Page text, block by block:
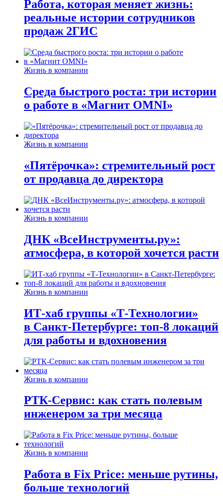
Работа, которая меняет жизнь:
реальные истории сотрудников
продаж 2ГИС
Жизнь в компании
Среда быстрого роста: три истории
о работе в «Магнит OMNI»
Жизнь в компании
«Пятёрочка»: стремительный рост
от продавца до директора
Жизнь в компании
ДНК «ВсеИнструменты.ру»:
атмосфера, в которой хочется расти
Жизнь в компании
ИТ-хаб группы «Т-Технологии»
в Санкт-Петербурге: топ-8 локаций
для работы и вдохновения
Жизнь в компании
РТК-Сервис: как стать полевым
инженером за три месяца
Жизнь в компании
Работа в Fix Price: меньше рутины,
больше технологий